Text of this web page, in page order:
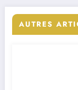
AUTRES